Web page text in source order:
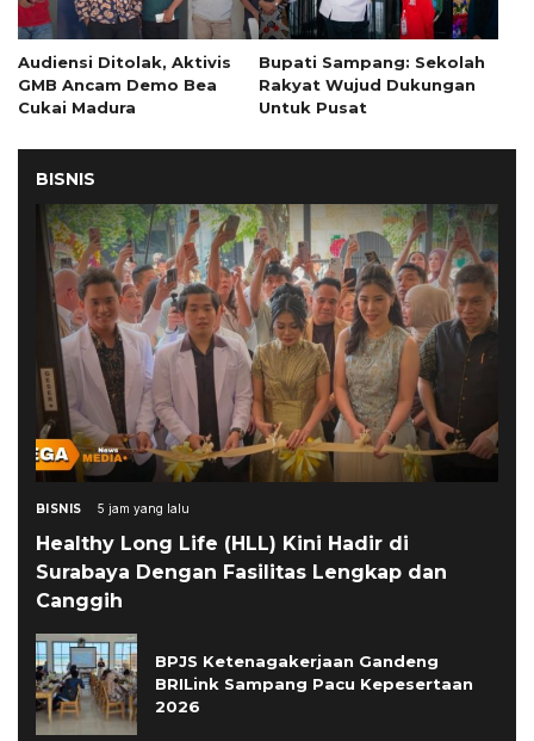
Audiensi Ditolak, Aktivis
GMB Ancam Demo Bea
Cukai Madura
Bupati Sampang: Sekolah
Rakyat Wujud Dukungan
Untuk Pusat
BISNIS
BISNIS 5 jam yang lalu
Healthy Long Life (HLL) Kini Hadir di
Surabaya Dengan Fasilitas Lengkap dan
Canggih
BPJS Ketenagakerjaan Gandeng
BRILink Sampang Pacu Kepesertaan
2026